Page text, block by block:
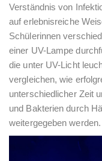
Verständnis von
auf erlebnisreiche
Schülerinnen
einer UV-Lampe
die unter UV-Licht
vergleichen, wie
unterschiedlicher Zeit
und Bakterien durch
weitergegeben werden.